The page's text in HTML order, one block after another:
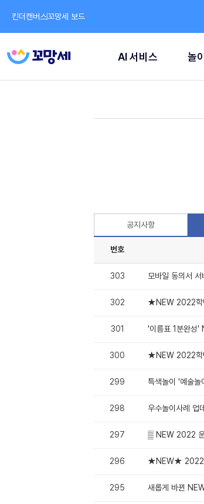
킨더캔버스꼬망세 보드
AI 서비스 놀
공지사항
번호
303 모바일 동의서
302 ★NEW 2022학
301 '이름표 1분완성'
300 ★NEW 2022학
299 특색놀이 '예술
298 우수놀이사례 업
297 ▒ NEW 2022
296 ★NEW★ 2022
295 새롭게 바뀐